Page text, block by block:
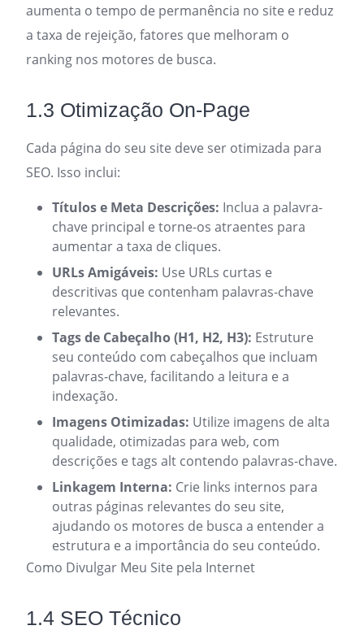
aumenta o tempo de permanência no site e reduz
a taxa de rejeição, fatores que melhoram o
ranking nos motores de busca.
1.3 Otimização On-Page
Cada página do seu site deve ser otimizada para
SEO. Isso inclui:
Títulos e Meta Descrições: Inclua a palavra-
chave principal e torne-os atraentes para
aumentar a taxa de cliques.
URLs Amigáveis: Use URLs curtas e
descritivas que contenham palavras-chave
relevantes.
Tags de Cabeçalho (H1, H2, H3): Estruture
seu conteúdo com cabeçalhos que incluam
palavras-chave, facilitando a leitura e a
indexação.
Imagens Otimizadas: Utilize imagens de alta
qualidade, otimizadas para web, com
descrições e tags alt contendo palavras-chave.
Linkagem Interna: Crie links internos para
outras páginas relevantes do seu site,
ajudando os motores de busca a entender a
estrutura e a importância do seu conteúdo.
Como Divulgar Meu Site pela Internet
1.4 SEO Técnico